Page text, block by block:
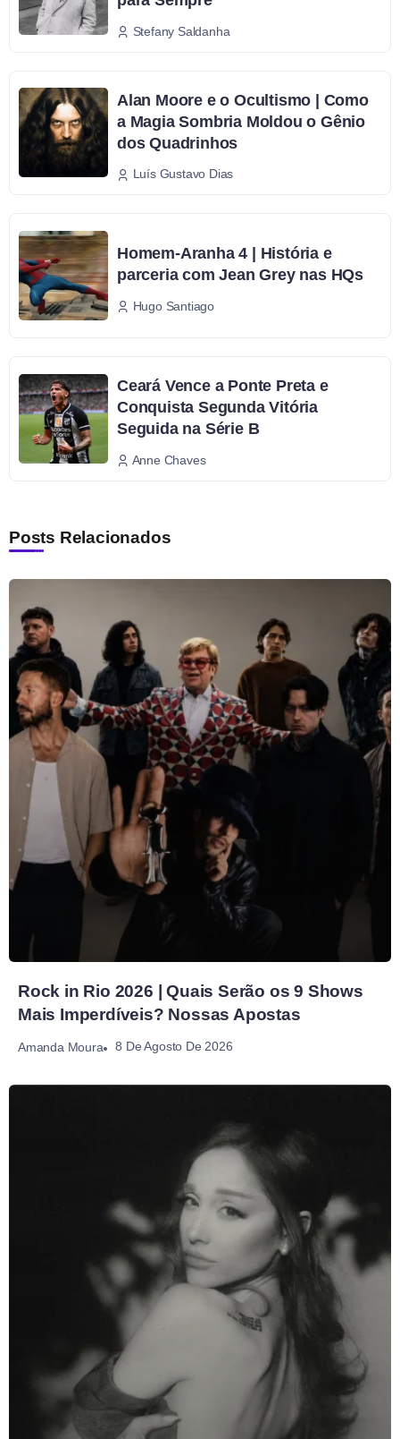
Stefany Saldanha
Alan Moore e o Ocultismo | Como
a Magia Sombria Moldou o Gênio
dos Quadrinhos
Luís Gustavo Dias
Homem-Aranha 4 | História e
parceria com Jean Grey nas HQs
Hugo Santiago
Ceará Vence a Ponte Preta e
Conquista Segunda Vitória
Seguida na Série B
Anne Chaves
Posts Relacionados
Rock in Rio 2026 | Quais Serão os 9 Shows
Mais Imperdíveis? Nossas Apostas
Amanda Moura 8 De Agosto De 2026